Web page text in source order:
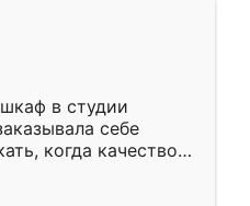
в студии
себе
когда качеством
кухня уже почти